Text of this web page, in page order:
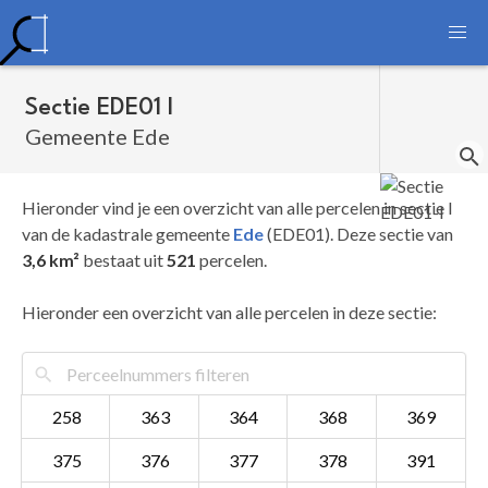
Sectie EDE01 I
Gemeente Ede
Hieronder vind je een overzicht van alle percelen in sectie I
van de kadastrale gemeente Ede(EDE01). Deze sectie van
3,6 km² bestaat uit521 percelen.
Hieronder een overzicht van alle percelen in deze sectie:
258 363 364 368 369
375 376 377 378 391